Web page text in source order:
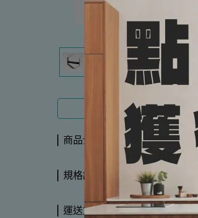
商品介紹
商品介紹
規格說明
運送方式